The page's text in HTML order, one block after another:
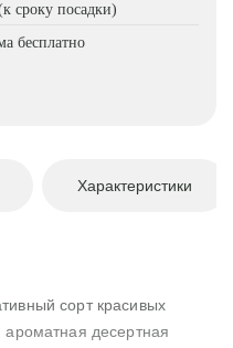
сроку посадки)
бесплатно
Характеристики
сорт красивых
ароматная десертная